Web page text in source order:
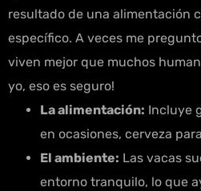
resultado de una alimentación
específico. A veces me
viven mejor que muchos
yo, eso es seguro!
La alimentación: Incluye
en ocasiones, cerveza
El ambiente: Las vacas
entorno tranquilo, lo que